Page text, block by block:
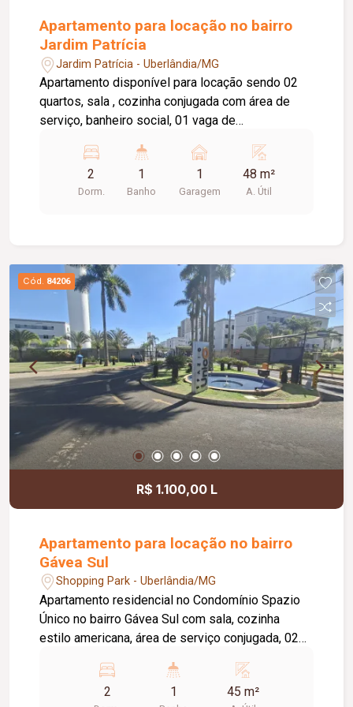
Apartamento para locação no bairro
Jardim Patrícia
Jardim Patrícia - Uberlândia/MG
Apartamento disponível para locação sendo 02
quartos, sala , cozinha conjugada com área de
serviço, banheiro social, 01 vaga de
horas, salão de festas, piscina, playground, gás
canalizado, área gourmet. Taxa de condomínio
incluso no valor de aluguel.
2
Dorm.
1
Banho
1
Garagem
48 m²
A. Útil
Cód. 84206
R$ 1.100,00 L
Apartamento para locação no bairro
Gávea Sul
Shopping Park - Uberlândia/MG
Apartamento residencial no Condomínio Spazio
Único no bairro Gávea Sul com sala, cozinha
estilo americana, área de serviço conjugada, 02
nova, aproximadamente 45m² e 01 vaga de
estacionamento. Condomínio com portaria 24
2 1 45 m²